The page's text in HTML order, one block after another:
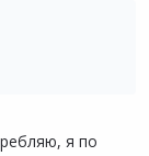
я по